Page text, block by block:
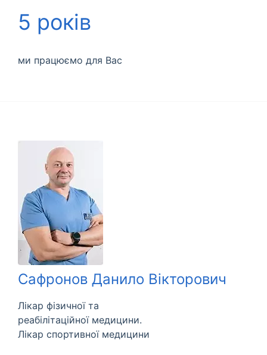
5 років
ми працюємо для Вас
Сафронов Данило Вікторович
Лікар фізичної та
реабілітаційної медицини.
Лікар спортивної медицини